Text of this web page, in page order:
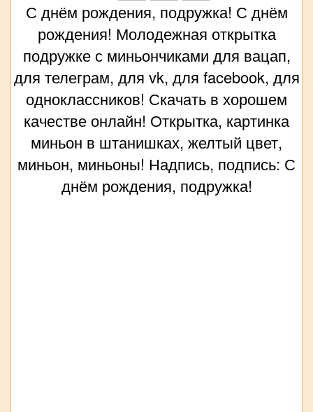
С днём рождения, подружка! С днём
рождения! Молодежная открытка
подружке с миньончиками для вацап,
для телеграм, для vk, для facebook, для
одноклассников! Скачать в хорошем
качестве онлайн! Открытка, картинка
миньон в штанишках, желтый цвет,
миньон, миньоны! Надпись, подпись: С
днём рождения, подружка!